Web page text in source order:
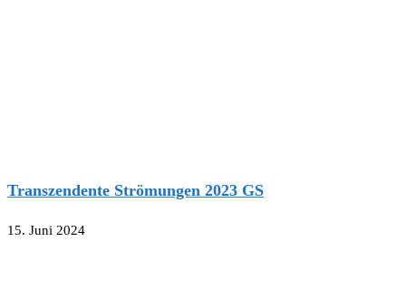
Transzendente Strömungen 2023 GS
15. Juni 2024